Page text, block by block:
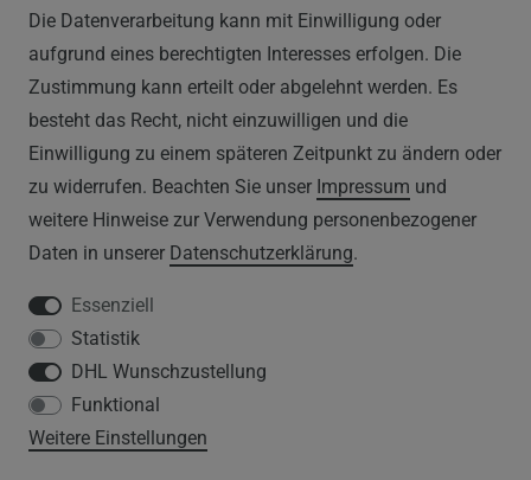
AGB
WIDERRUFSRECHT
IMPRESSUM
DATENSCHUTZERKLÄRUNG
HINWEISE ZUM ELEKTROGESETZ
SERVICE
WIDERRUFSFORMULAR
Die Datenverarbeitung kann mit Einwilligung oder
aufgrund eines berechtigten Interesses erfolgen. Die
Zustimmung kann erteilt oder abgelehnt werden. Es
besteht das Recht, nicht einzuwilligen und die
Einwilligung zu einem späteren Zeitpunkt zu ändern oder
zu widerrufen. Beachten Sie unser Impressum und
weitere Hinweise zur Verwendung personenbezogener
Daten in unserer Daten­schutz­erklärung.
Essenziell
Statistik
DHL Wunschzustellung
Funktional
Weitere Einstellungen